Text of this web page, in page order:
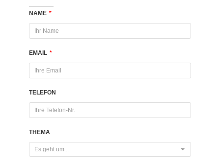
NAME *
EMAIL *
TELEFON
THEMA
Es geht um...